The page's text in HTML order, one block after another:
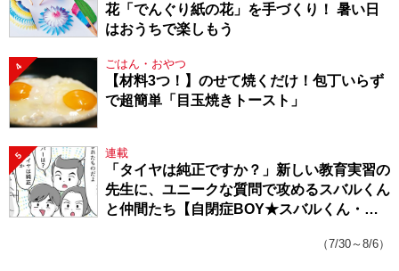
花「でんぐり紙の花」を手づくり！ 暑い日
はおうちで楽しもう
4 ごはん・おやつ
【材料3つ！】のせて焼くだけ！包丁いらず
で超簡単「目玉焼きトースト」
5 連載
「タイヤは純正ですか？」新しい教育実習の
先生に、ユニークな質問で攻めるスバルくん
と仲間たち【自閉症BOY★スバルくん・
（7/30～8/6）